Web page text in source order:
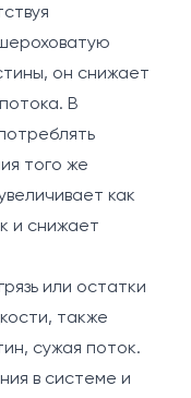
он снижает
В
того же
как
и снижает
или остатки
также
сужая поток.
в системе и